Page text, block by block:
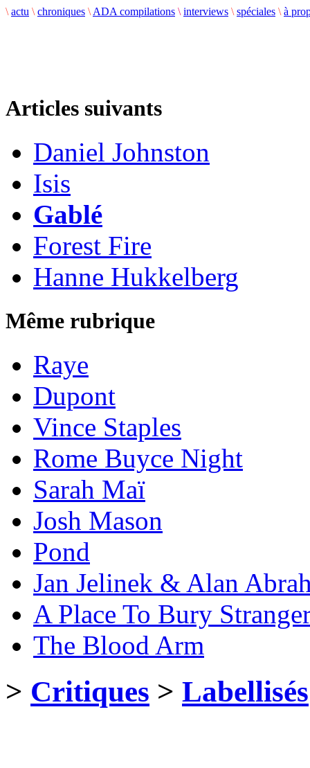
\ actu \ chroniques \ ADA compilations \ interviews \ spéciales \ à
Articles suivants
Daniel Johnston
Isis
Gablé
Forest Fire
Hanne Hukkelberg
Même rubrique
Raye
Dupont
Vince Staples
Rome Buyce Night
Sarah Maï
Josh Mason
Pond
Jan Jelinek & Alan
A Place To Bury
The Blood Arm
> Critiques > Labellisés